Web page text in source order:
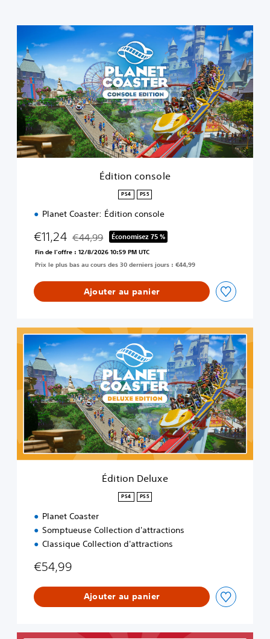
i
t
i
o
n
c
n
s
o
Édition console
PS4 PS5
Planet Coaster: Édition console
€11,24 Remise par rapport au prix d'origine de €44,99
€44,99 Économisez 75 %
Fin de l'offre : 12/8/2026 10:59 PM UTC
Prix le plus bas au cours des 30 derniers jours : €44,99
Ajouter au panier
d
o
u
x
Édition Deluxe
PS4 PS5
Planet Coaster
Somptueuse Collection d'attractions
Classique Collection d'attractions
€54,99
Ajouter au panier